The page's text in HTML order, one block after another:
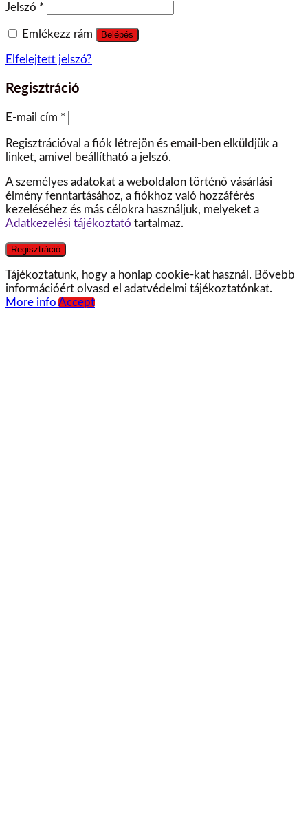
Jelszó *
Emlékezz rám Belépés
Elfelejtett jelszó?
Regisztráció
E-mail cím *
Regisztrációval a fiók létrejön és email-ben elküldjük a
linket, amivel beállítható a jelszó.
A személyes adatokat a weboldalon történő vásárlási
élmény fenntartásához, a fiókhoz való hozzáférés
kezeléséhez és más célokra használjuk, melyeket a
Adatkezelési tájékoztató tartalmaz.
Regisztráció
Tájékoztatunk, hogy a honlap cookie-kat használ. Bővebb
információért olvasd el adatvédelmi tájékoztatónkat.
More info Accept